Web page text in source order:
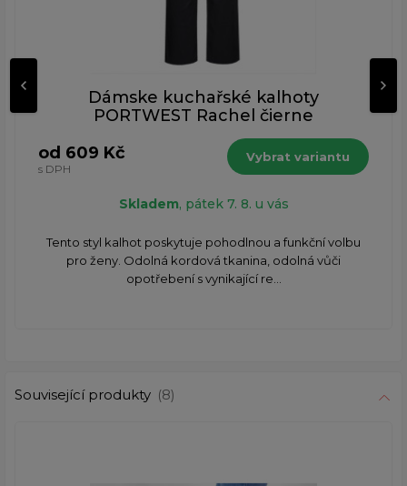
Dámske kuchařské kalhoty
PORTWEST Rachel čierne
od 609 Kč
s DPH
Vybrat variantu
Skladem, pátek 7. 8. u vás
Tento styl kalhot poskytuje pohodlnou a funkční volbu
pro ženy. Odolná kordová tkanina, odolná vůči
opotřebení s vynikající re...
Související produkty (8)